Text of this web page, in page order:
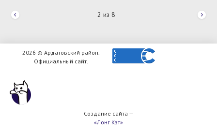
2 из 8
2026 © Ардатовский район.
Официальный сайт.
Создание сайта —
«Лонг Кэт»